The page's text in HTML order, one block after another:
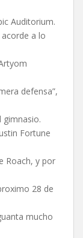
Auditorium.
a lo
defensa”,
gimnasio.
Fortune
Roach, y por
28 de
mucho